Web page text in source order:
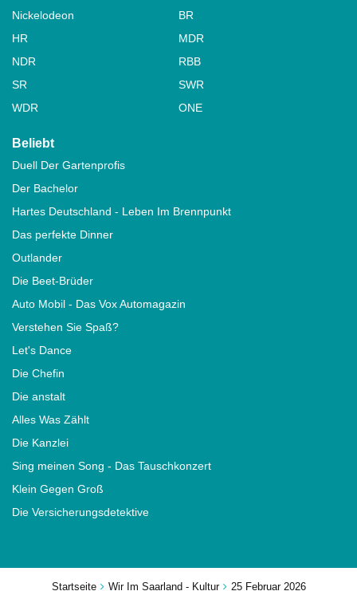
Startseite Wir Im Saarland - Kultur 25 Februar 2026
Nickelodeon
BR
HR
MDR
NDR
RBB
SR
SWR
WDR
ONE
Beliebt
Duell Der Gartenprofis
Der Bachelor
Hartes Deutschland - Leben Im Brennpunkt
Das perfekte Dinner
Outlander
Die Beet-Brüder
Auto Mobil - Das Vox Automagazin
Verstehen Sie Spaß?
Let's Dance
Die Chefin
Die anstalt
Alles Was Zählt
Die Kanzlei
Sing meinen Song - Das Tauschkonzert
Klein Gegen Groß
Die Versicherungsdetektive